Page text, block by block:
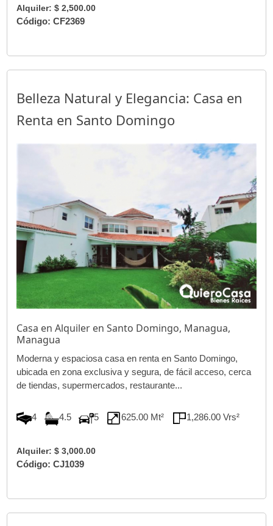
Alquiler: $ 2,500.00
Código: CF2369
Belleza Natural y Elegancia: Casa en
Renta en Santo Domingo
Casa en Alquiler en Santo Domingo, Managua,
Managua
Moderna y espaciosa casa en renta en Santo Domingo,
ubicada en zona exclusiva y segura, de fácil acceso, cerca
de tiendas, supermercados, restaurante...
4 4.5 5 625.00 Mt² 1,286.00 Vrs²
Alquiler: $ 3,000.00
Código: CJ1039